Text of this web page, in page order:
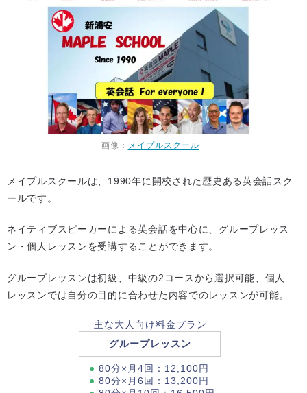
画像： メイプルスクール
メイプルスクールは、1990年に開校された歴史ある英会話スク
ールです。
ネイティブスピーカーによる英会話を中心に、グループレッス
ン・個人レッスンを受講することができます。
グループレッスンは初級、中級の2コースから選択可能、個人
レッスンでは自分の目的に合わせた内容でのレッスンが可能。
主な大人向け料金プラン
グループレッスン
80分×月4回：12,100円
80分×月6回：13,200円